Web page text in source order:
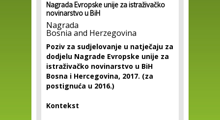
Nagrada Evropske unije za istraživačko
novinarstvo u BiH
Nagrada
Bosnia and Herzegovina
Poziv za sudjelovanje u natječaju za
dodjelu Nagrade Evropske unije za
istraživačko novinarstvo u BiH
Bosna i Hercegovina, 2017. (za
postignuća u 2016.)
Kontekst